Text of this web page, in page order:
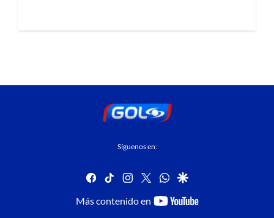
Síguenos en:
facebook
tiktok instagram
twitterwhatsapp
google
Más contenido en
youtube-